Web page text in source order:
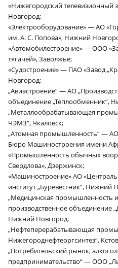
«Нижегородский
Новгород;
«Электрооборудование» — АО
им. А. С. Попова», Нижний
«Автомобилестроение» — ООО
тягачей», Заволжье;
«Судостроение» — ПАО «Завод
Новгород;
„Авиастроение“ — АО
объединение „Теплообменник“,
„Металлообрабатывающая
ЧЭМЗ“, Чкаловск;
„Атомная промышленность“ —
Бюро Машиностроения имени
«Промышленность обычных
Свердлова», Дзержинск;
«Машиностроение» АО
институт „Буревестник“, Нижний
„Медицинская промышленность
производственное объединение
Нижний Новгород;
„Нефтеперерабатывающая
Нижегороднефтеоргсинтез“,
„Потребительский рынок,
предпринимательство“ — ООО